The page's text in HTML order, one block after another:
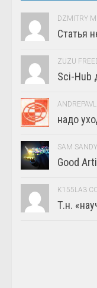
DZMITRY
Статья
ZUZU
Sci-Hub
надо
SAM
Good
K155LA3
Т.н.